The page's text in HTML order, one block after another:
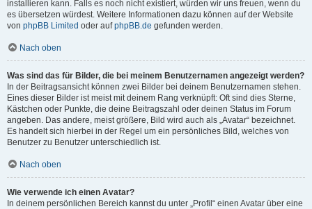
installieren kann. Falls es noch nicht existiert, würden wir uns freuen, wenn du
es übersetzen würdest. Weitere Informationen dazu können auf der Website
von phpBB Limited oder aufphpBB.de gefunden werden.
Nach oben
Was sind das für Bilder, die bei meinem Benutzernamen angezeigt werden?
In der Beitragsansicht können zwei Bilder bei deinem Benutzernamen stehen.
Eines dieser Bilder ist meist mit deinem Rang verknüpft: Oft sind dies Sterne,
Kästchen oder Punkte, die deine Beitragszahl oder deinen Status im Forum
angeben. Das andere, meist größere, Bild wird auch als „Avatar“ bezeichnet.
Es handelt sich hierbei in der Regel um ein persönliches Bild, welches von
Benutzer zu Benutzer unterschiedlich ist.
Nach oben
Wie verwende ich einen Avatar?
In deinem persönlichen Bereich kannst du unter „Profil“ einen Avatar über eine